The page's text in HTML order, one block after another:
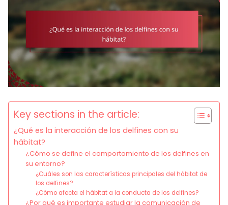
Key sections in the article:
¿Qué es la interacción de los delfines con su
hábitat?
¿Cómo se define el comportamiento de los delfines en
su entorno?
¿Cuáles son las características principales del hábitat de
los delfines?
¿Cómo afecta el hábitat a la conducta de los delfines?
¿Por qué es importante estudiar la comunicación de